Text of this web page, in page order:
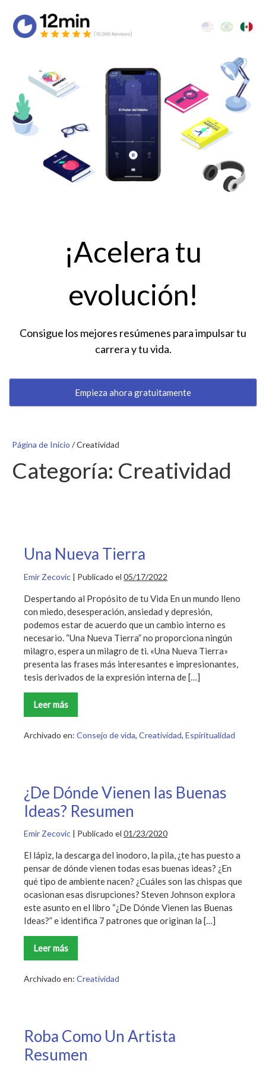
¡Acelera tu
evolución!
Consigue los mejores resúmenes para impulsar tu
carrera y tu vida.
Empieza ahora gratuitamente
Página de Inicio /Creatividad
Categoría: Creatividad
Una Nueva Tierra
Emir Zecovic | Publicado el 05/17/2022
Despertando al Propósito de tu Vida En un mundo lleno
con miedo, desesperación, ansiedad y depresión,
podemos estar de acuerdo que un cambio interno es
necesario. “Una Nueva Tierra” no proporciona ningún
milagro, espera un milagro de ti. «Una Nueva Tierra»
presenta las frases más interesantes e impresionantes,
tesis derivados de la expresión interna de […]
Leer más
Una
Nueva
Archivado en: Consejo de vida, Creatividad, Espiritualidad
¿De Dónde Vienen las Buenas
Ideas? Resumen
Emir Zecovic | Publicado el 01/23/2020
El lápiz, la descarga del inodoro, la pila, ¿te has puesto a
pensar de dónde vienen todas esas buenas ideas? ¿En
qué tipo de ambiente nacen? ¿Cuáles son las chispas que
ocasionan esas disrupciones? Steven Johnson explora
este asunto en el libro “¿De Dónde Vienen las Buenas
Ideas?” e identifica 7 patrones que originan la […]
Leer más
¿De
Dónde
las
Archivado en: Creatividad
Roba Como Un Artista
Resumen